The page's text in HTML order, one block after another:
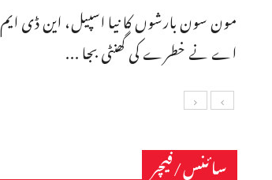
مون سون بارشوں کا نیا اسپیل، این ڈی ایم
اے نے خطرے کی گھنٹی بجا ...
سائنس/فیچر